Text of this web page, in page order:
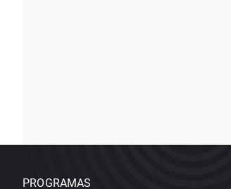
PROGRAMAS